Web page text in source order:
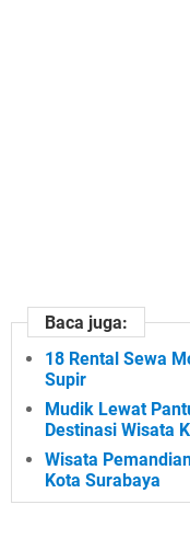
Baca juga:
18 Rental Sewa
Supir
Mudik Lewat
Destinasi Wisata
Wisata
Kota Surabaya